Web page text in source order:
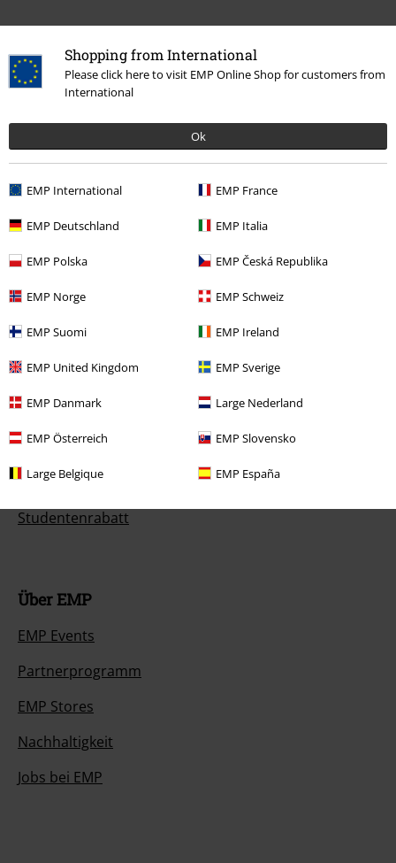
Shopping from International
Please click here to visit EMP Online Shop for customers from
International
Ok
EMP International EMP France
EMP Deutschland EMP Italia
EMP Polska EMP Česká Republika
EMP Norge EMP Schweiz
EMP Suomi EMP Ireland
EMP United Kingdom EMP Sverige
EMP Danmark Large Nederland
EMP Österreich EMP Slovensko
Large Belgique EMP España
Kundenservice
FAQ / Hilfe
Artikel zurücksenden
Größentabelle
BSC Mitgliedschaft kündigen
Zahlungsarten
Angebote für dich
Magazin
Gewinnspiele
EMP Gutscheine bestellen
EMP Backstage Club
Studentenrabatt
Über EMP
EMP Events
Partnerprogramm
EMP Stores
Nachhaltigkeit
Jobs bei EMP